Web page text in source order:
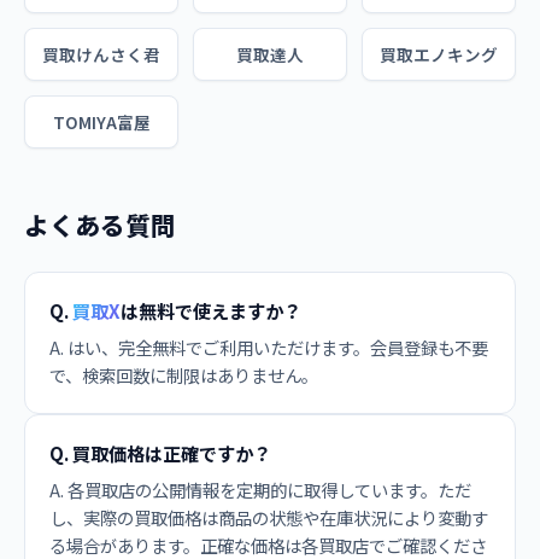
買取けんさく君 買取達人 買取エノキング
TOMIYA富屋
よくある質問
Q.買取Xは無料で使えますか？
A. はい、完全無料でご利用いただけます。会員登録も不要
で、検索回数に制限はありません。
Q. 買取価格は正確ですか？
A. 各買取店の公開情報を定期的に取得しています。ただ
し、実際の買取価格は商品の状態や在庫状況により変動す
る場合があります。正確な価格は各買取店でご確認くださ